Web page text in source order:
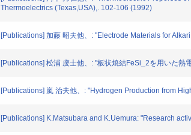
Thermoelectrics (Texas,USA),. 102-106 (1992)
[Publications] 加藤 昭夫他、: "Electrode Materials for
[Publications] 松浦 虔士他、: "板状焼結FeSi_2を用いた
[Publications] 嵐 治夫他、: "Hydrogen Production from
[Publications] K.Matsubara and K.Uemura: "Research